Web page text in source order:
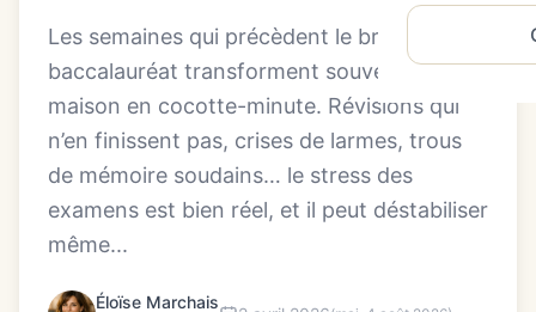
Les semaines qui précèdent le brevet ou le
baccalauréat transforment souvent la
maison en cocotte-minute. Révisions qui
n’en finissent pas, crises de larmes, trous
de mémoire soudains… le stress des
examens est bien réel, et il peut déstabiliser
même...
Éloïse Marchais